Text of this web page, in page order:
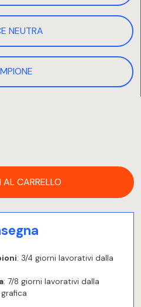
NEUTRA
AL CARRELLO
: 3/4 giorni lavorativi dalla
: 7/8 giorni lavorativi dalla